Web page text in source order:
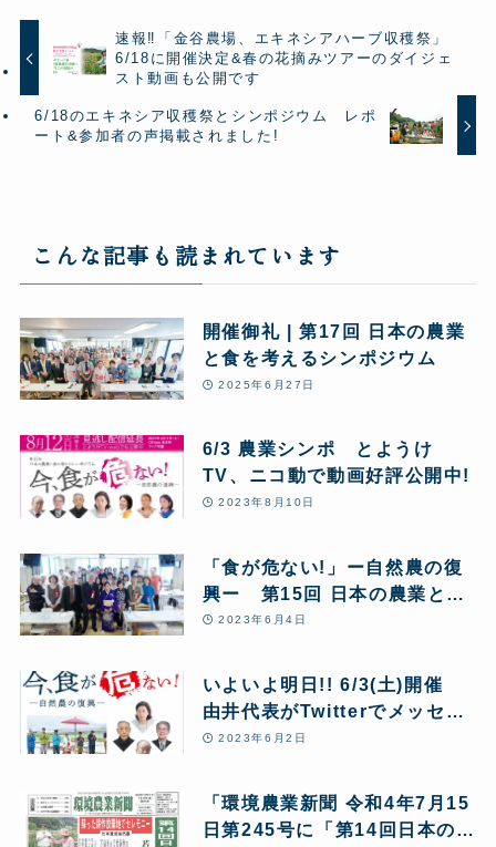
速報‼「金谷農場、エキネシアハーブ収穫祭」
6/18に開催決定&春の花摘みツアーのダイジェ
スト動画も公開です
6/18のエキネシア収穫祭とシンポジウム レポ
ート&参加者の声掲載されました!
こんな記事も読まれています
開催御礼 | 第17回 日本の農業
と食を考えるシンポジウム
2025年6月27日
6/3 農業シンポ とようけ
TV、ニコ動で動画好評公開中!
2023年8月10日
「食が危ない!」ー自然農の復
興ー 第15回 日本の農業と食
を考えるシンポジウム 大きな
2023年6月4日
いよいよ明日!! 6/3(土)開催
由井代表がTwitterでメッセー
ジ動画アップ シンポジウム
復興ー」
2023年6月2日
「環境農業新聞 令和4年7月15
日第245号に「第14回日本の農